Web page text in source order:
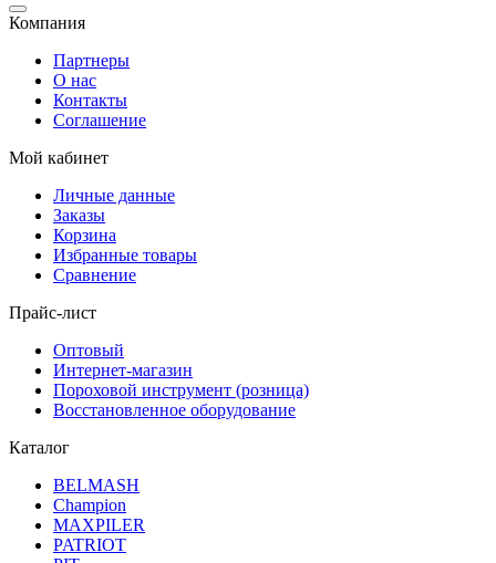
Компания
Партнеры
О нас
Контакты
Соглашение
Мой кабинет
Личные данные
Заказы
Корзина
Избранные товары
Сравнение
Прайс-лист
Оптовый
Интернет-магазин
Пороховой инструмент (розница)
Восстановленное оборудование
Каталог
BELMASH
Champion
MAXPILER
PATRIOT